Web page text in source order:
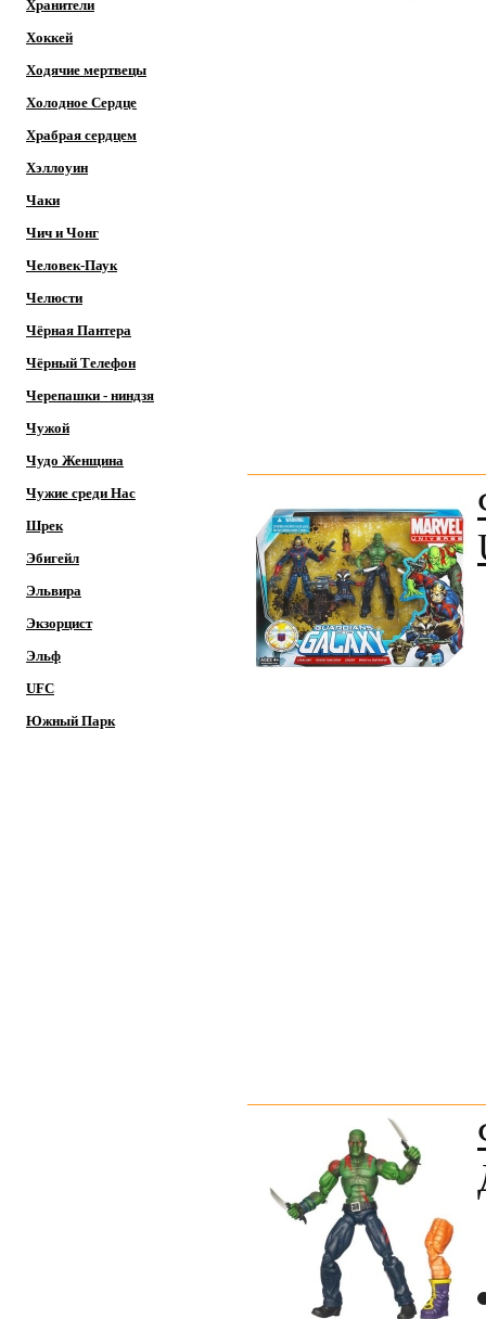
Хранители
Хоккей
Ходячие мертвецы
Холодное Сердце
Храбрая сердцем
Хэллоуин
Чаки
Чич и Чонг
Человек-Паук
Челюсти
Чёрная Пантера
Чёрный Телефон
Черепашки - ниндзя
Чужой
Чудо Женщина
Чужие среди Нас
Шрек
Эбигейл
Эльвира
Экзорцист
Эльф
UFC
Южный Парк